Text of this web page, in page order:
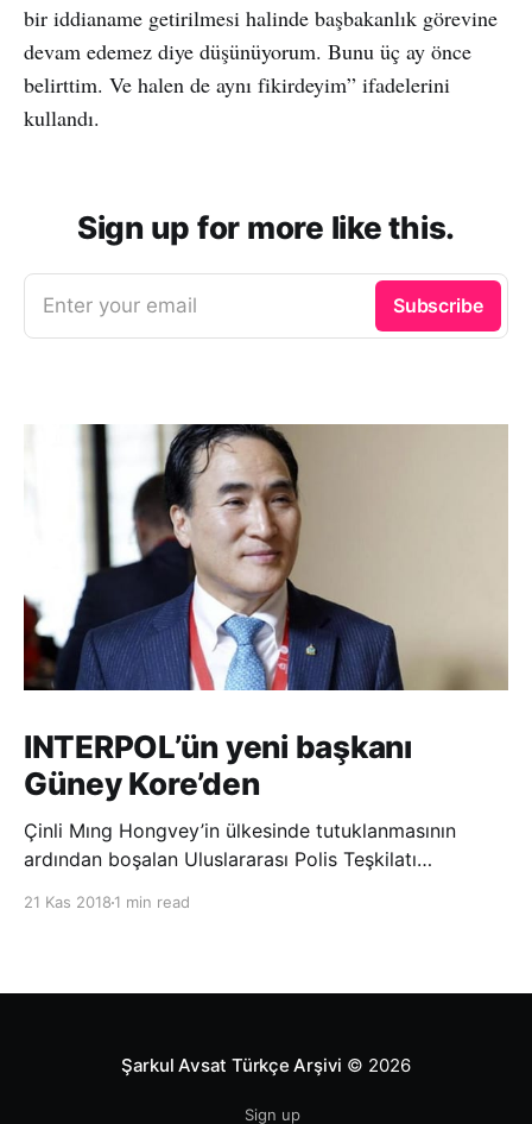
bir iddianame getirilmesi halinde başbakanlık görevine
devam edemez diye düşünüyorum. Bunu üç ay önce
belirttim. Ve halen de aynı fikirdeyim” ifadelerini
kullandı.
Sign up for more like this.
Enter your email Subscribe
INTERPOL’ün yeni başkanı
Güney Kore’den
Çinli Mıng Hongvey’in ülkesinde tutuklanmasının
ardından boşalan Uluslararası Polis Teşkilatı
21 Kas 2018 1 min read
Şarkul Avsat Türkçe Arşivi © 2026
Sign up